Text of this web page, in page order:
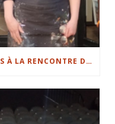
CARREFOUR RADIO : LES JEUNES À LA RENCONTRE DES COMMERÇANTS DE METZ